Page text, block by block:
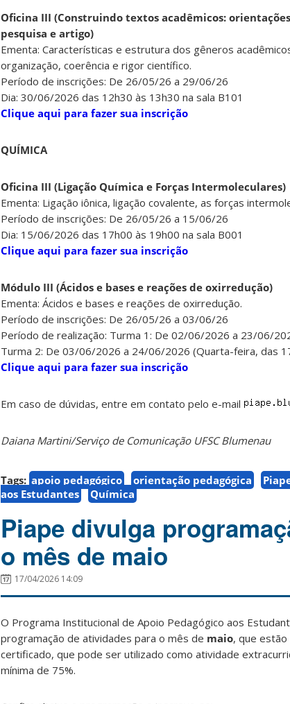
Oficina III (Construindo textos acadêmicos:
pesquisa e artigo)
Ementa: Características e estrutura dos gêneros
organização, coerência e rigor científico.
Período de inscrições: De 26/05/26 a 29/06/26
Dia: 30/06/2026 das 12h30 às 13h30 na sala B101
Clique aqui para fazer sua inscrição
QUÍMICA
Oficina III (Ligação Química e Forças Intermoleculares)
Ementa: Ligação iônica, ligação covalente, as forças
Período de inscrições: De 26/05/26 a 15/06/26
Dia: 15/06/2026 das 17h00 às 19h00 na sala B001
Clique aqui para fazer sua inscrição
Módulo III (Ácidos e bases e reações de oxirredução)
Ementa: Ácidos e bases e reações de oxirredução.
Período de inscrições: De 26/05/26 a 03/06/26
Período de realização: Turma 1: De 02/06/2026 a 23/06/
Turma 2: De 03/06/2026 a 24/06/2026 (Quarta-feira, das
Clique aqui para fazer sua inscrição
Em caso de dúvidas, entre em contato pelo e-mail
Daiana Martini/Serviço de Comunicação UFSC Blumenau
Tags: apoio pedagógico orientação pedagógica
aos Estudantes
Química
Piape divulga
o mês de maio
17/04/2026 14:09
O Programa Institucional de Apoio Pedagógico aos
programação de atividades para o mês de maio, que estão
certificado, que pode ser utilizado como atividade
mínima de 75%.